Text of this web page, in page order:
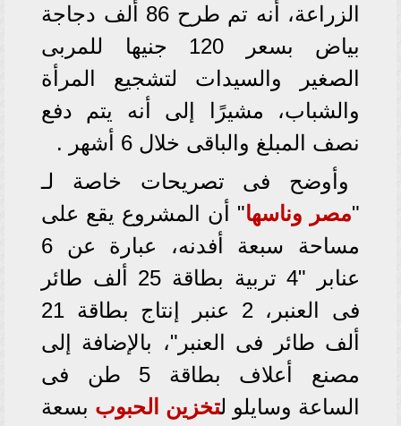
الزراعة، أنه تم طرح 86 ألف دجاجة
بياض بسعر 120 جنيها للمربى
الصغير والسيدات لتشجيع المرأة
والشباب، مشيرًا إلى أنه يتم دفع
نصف المبلغ والباقى خلال 6 أشهر .
وأوضح فى تصريحات خاصة لـ
"مصر وناسها" أن المشروع يقع على
مساحة سبعة أفدنه، عبارة عن 6
عنابر "4 تربية بطاقة 25 ألف طائر
فى العنبر، 2 عنبر إنتاج بطاقة 21
ألف طائر فى العنبر"، بالإضافة إلى
مصنع أعلاف بطاقة 5 طن فى
الساعة وسايلو لتخزين الحبوب بسعة